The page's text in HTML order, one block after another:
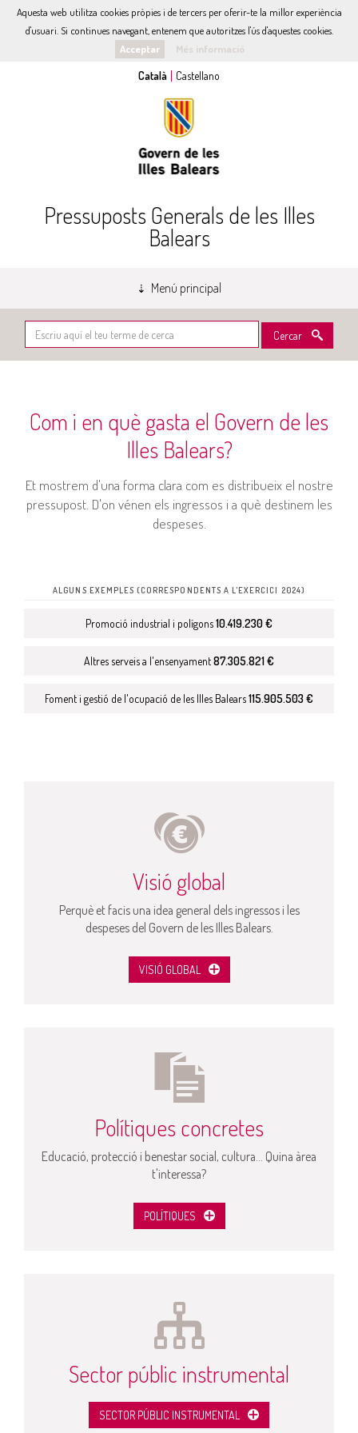
Aquesta web utilitza cookies pròpies i de tercers per oferir-te la millor experiència
d'usuari. Si continues navegant, entenem que autoritzes l'ús d'aquestes cookies.
Acceptar
Més informació
Pressuposts Generals de les Illes
Balears
Menú principal
Cercar
Com i en què gasta el Govern de les
Illes Balears?
Et mostrem d'una forma clara com es distribueix el nostre
pressupost. D'on vénen els ingressos i a què destinem les
despeses.
ALGUNS EXEMPLES (CORRESPONDENTS A L'EXERCICI 2024)
Promoció industrial i polígons10.419.230 €
Altres serveis a l'ensenyament87.305.821 €
Foment i gestió de l'ocupació de les Illes Balears115.905.503 €
Visió global
Perquè et facis una idea general dels ingressos i les
despeses del Govern de les Illes Balears.
VISIÓ GLOBAL
Polítiques concretes
Educació, protecció i benestar social, cultura... Quina àrea
t'interessa?
POLÍTIQUES
Sector públic instrumental
SECTOR PÚBLIC INSTRUMENTAL